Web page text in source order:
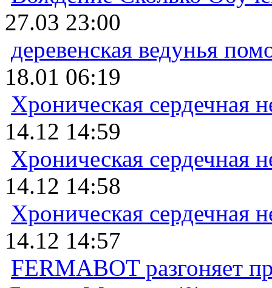
27.03 23:00
деревенская ведунья
18.01 06:19
Хроническая сердечная
14.12 14:59
Хроническая сердечная
14.12 14:58
Хроническая сердечная
14.12 14:57
FERMABOT разгоняет